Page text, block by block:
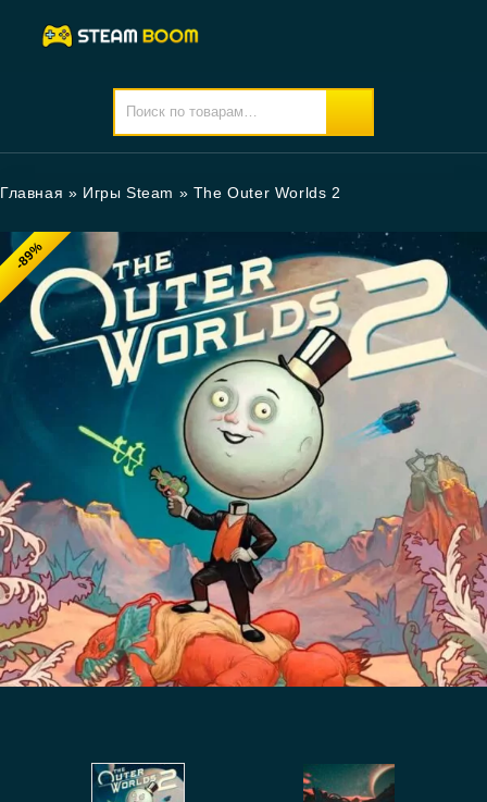
Главная » Игры Steam » The Outer Worlds 2
-89%